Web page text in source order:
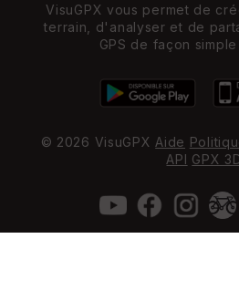
VisuGPX vous permet de
terrain, d'analyser et de
GPS de façon
© 2026 VisuGPX Aide
API GPX